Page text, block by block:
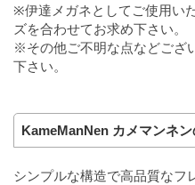
※伊達メガネとしてご使用い
ズを合わせてお求め下さい。
※その他ご不明な点などござ
下さい。
KameManNen カメマンネン
シンプルな構造で高品質なフ